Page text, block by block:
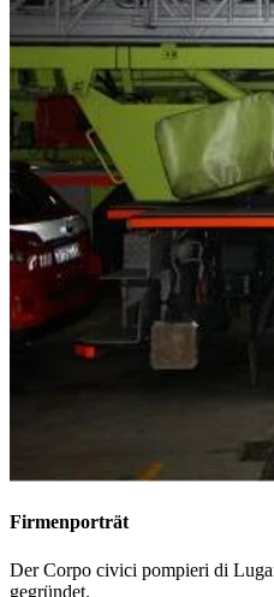
Firmenporträt
Der Corpo civici pompieri di
gegründet.